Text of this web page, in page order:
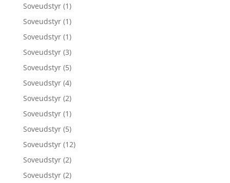
Soveudstyr (1)
Soveudstyr (1)
Soveudstyr (1)
Soveudstyr (3)
Soveudstyr (5)
Soveudstyr (4)
Soveudstyr (2)
Soveudstyr (1)
Soveudstyr (5)
Soveudstyr (12)
Soveudstyr (2)
Soveudstyr (2)